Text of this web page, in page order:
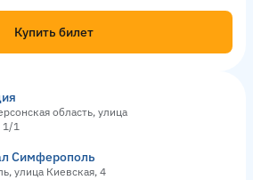
Купить билет
область, улица
1/1
Симферополь
улица Киевская, 4